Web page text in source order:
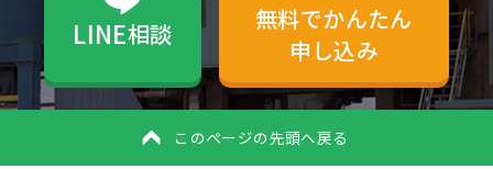
LINE相談
無料でかんたん
申し込み
このページの先頭へ戻る